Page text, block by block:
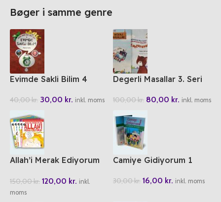
Bøger i samme genre
Evimde Sakli Bilim 4
40,00kr. 30,00 kr. inkl. moms
Degerli Masallar 3. Seri
100,00kr. 80,00 kr. inkl. moms
Allah’i Merak Ediyorum
150,00kr. 120,00 kr. inkl.
moms
Camiye Gidiyorum 1
30,00kr. 16,00 kr. inkl. moms